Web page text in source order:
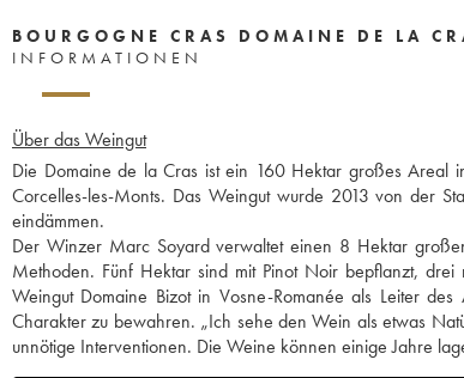
BOURGOGNE CRAS DOMAINE DE LA
INFORMATIONEN
Über das Weingut
Die Domaine de la Cras ist ein 160 Hektar großes Areal
Corcelles-les-Monts. Das Weingut wurde 2013 von der
eindämmen.
Der Winzer Marc Soyard verwaltet einen 8 Hektar
Methoden. Fünf Hektar sind mit Pinot Noir bepflanzt,
Weingut Domaine Bizot in Vosne-Romanée als Leiter
Charakter zu bewahren. „Ich sehe den Wein als etwas
unnötige Interventionen. Die Weine können einige Jahre